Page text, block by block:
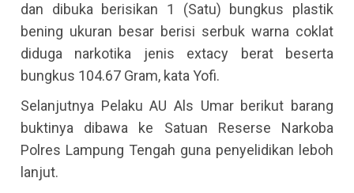
dan dibuka berisikan 1 (Satu) bungkus plastik
bening ukuran besar berisi serbuk warna coklat
diduga narkotika jenis extacy berat beserta
bungkus 104.67 Gram, kata Yofi.
Selanjutnya Pelaku AU Als Umar berikut barang
buktinya dibawa ke Satuan Reserse Narkoba
Polres Lampung Tengah guna penyelidikan leboh
lanjut.